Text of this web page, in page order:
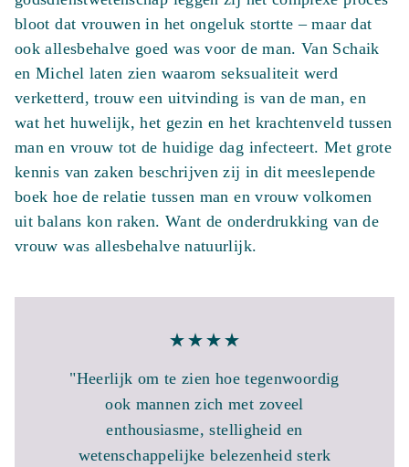
bloot dat vrouwen in het ongeluk stortte – maar dat
ook allesbehalve goed was voor de man. Van Schaik
en Michel laten zien waarom seksualiteit werd
verketterd, trouw een uitvinding is van de man, en
wat het huwelijk, het gezin en het krachtenveld tussen
man en vrouw tot de huidige dag infecteert. Met grote
kennis van zaken beschrijven zij in dit meeslepende
boek hoe de relatie tussen man en vrouw volkomen
uit balans kon raken. Want de onderdrukking van de
vrouw was allesbehalve natuurlijk.
"Heerlijk om te zien hoe tegenwoordig
ook mannen zich met zoveel
enthousiasme, stelligheid en
wetenschappelijke belezenheid sterk